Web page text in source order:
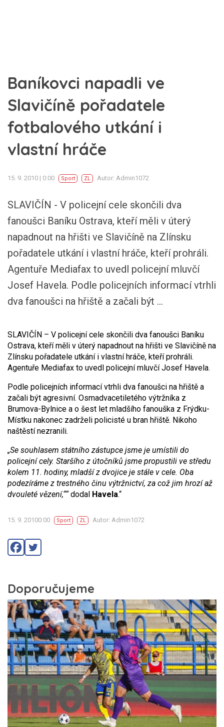
Baníkovci napadli ve
Slavičíně pořadatele
fotbalového utkání i
vlastní hráče
15. 9. 2010 | 0:00 Sport ZL Autor: Admin1072
SLAVIČÍN - V policejní cele skončili dva
fanoušci Baníku Ostrava, kteří měli v úterý
napadnout na hřišti ve Slavičíně na Zlínsku
pořadatele utkání i vlastní hráče, kteří prohráli.
Agentuře Mediafax to uvedl policejní mluvčí
Josef Havela. Podle policejních informací vtrhli
dva fanoušci na hřiště a začali být ...
SLAVIČÍN – V policejní cele skončili dva fanoušci Baníku
Ostrava, kteří měli v úterý napadnout na hřišti ve Slavičíně na
Zlínsku pořadatele utkání i vlastní hráče, kteří prohráli.
Agentuře Mediafax to uvedl policejní mluvčí Josef Havela.
Podle policejních informací vtrhli dva fanoušci na hřiště a
začali být agresivní. Osmadvacetiletého výtržníka z
Brumova-Bylnice a o šest let mladšího fanouška z Frýdku-
Místku nakonec zadrželi policisté u bran hřiště. Nikoho
naštěstí nezranili.
„Se souhlasem státního zástupce jsme je umístili do
policejní cely. Staršího z útočníků jsme propustili ve středu
kolem 11. hodiny, mladší z dvojice je stále v cele. Oba
podezíráme z trestného činu výtržnictví, za což jim hrozí až
dvouleté vězení,““dodal Havela.“
15. 9. 20100:00 Sport ZL Autor: Admin1072